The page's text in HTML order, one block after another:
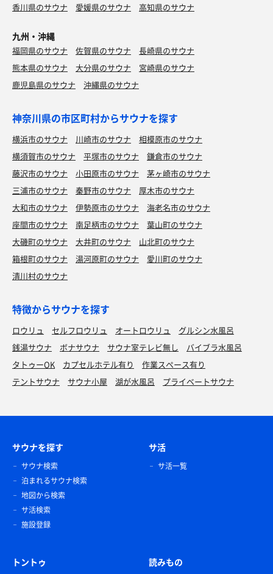
香川県のサウナ
愛媛県のサウナ 高知県のサウナ
九州・沖縄
福岡県のサウナ 佐賀県のサウナ
長崎県のサウナ
熊本県のサウナ
大分県のサウナ
宮崎県のサウナ
鹿児島県のサウナ
沖縄県のサウナ
神奈川県の市区町村からサウナを探す
横浜市のサウナ 川崎市のサウナ
相模原市のサウナ
横須賀市のサウナ
平塚市のサウナ
鎌倉市のサウナ
藤沢市のサウナ
小田原市のサウナ
茅ヶ崎市のサウナ
三浦市のサウナ
秦野市のサウナ
厚木市のサウナ
大和市のサウナ
伊勢原市のサウナ
海老名市のサウナ
座間市のサウナ
南足柄市のサウナ
葉山町のサウナ
大磯町のサウナ
大井町のサウナ
山北町のサウナ
箱根町のサウナ
湯河原町のサウナ
愛川町のサウナ
清川村のサウナ
特徴からサウナを探す
ロウリュ セルフロウリュ オートロウリュ
グルシン水風呂
銭湯サウナ
ボナサウナ サウナ室テレビ無し
バイブラ水風呂
タトゥーOK
カプセルホテル有り
作業スペース有り
テントサウナ
サウナ小屋 湖が水風呂 プライベートサウナ
サウナを探す
サウナ検索
泊まれるサウナ検索
地図から検索
サ活検索
施設登録
サ活
サ活一覧
トントゥ 読みもの